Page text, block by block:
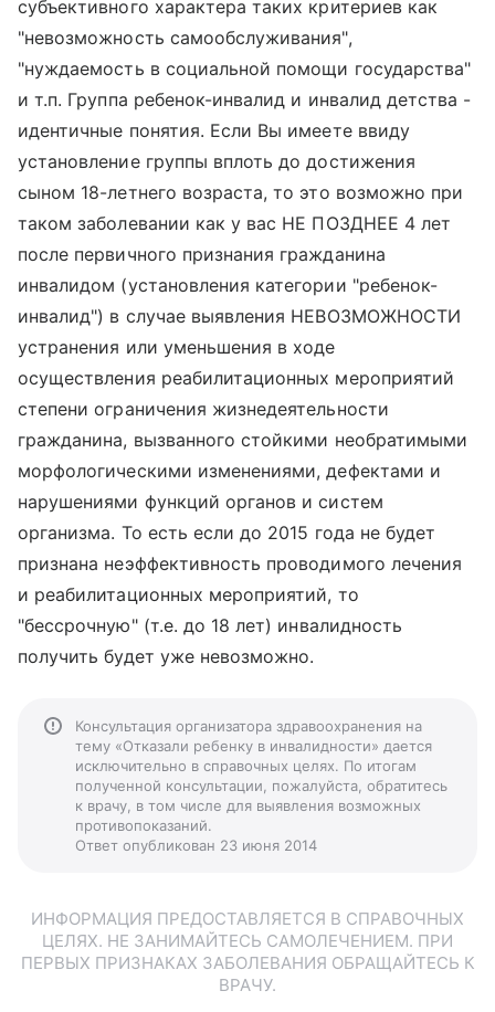
субъективного характера таких критериев как
"невозможность самообслуживания",
"нуждаемость в социальной помощи государства"
и т.п. Группа ребенок-инвалид и инвалид детства -
идентичные понятия. Если Вы имеете ввиду
установление группы вплоть до достижения
сыном 18-летнего возраста, то это возможно при
таком заболевании как у вас НЕ ПОЗДНЕЕ 4 лет
после первичного признания гражданина
инвалидом (установления категории "ребенок-
инвалид") в случае выявления НЕВОЗМОЖНОСТИ
устранения или уменьшения в ходе
осуществления реабилитационных мероприятий
степени ограничения жизнедеятельности
гражданина, вызванного стойкими необратимыми
морфологическими изменениями, дефектами и
нарушениями функций органов и систем
организма. То есть если до 2015 года не будет
признана неэффективность проводимого лечения
и реабилитационных мероприятий, то
"бессрочную" (т.е. до 18 лет) инвалидность
получить будет уже невозможно.
Консультация организатора здравоохранения на
тему «Отказали ребенку в инвалидности» дается
исключительно в справочных целях. По итогам
полученной консультации, пожалуйста, обратитесь
к врачу, в том числе для выявления возможных
противопоказаний.
Ответ опубликован 23 июня 2014
ИНФОРМАЦИЯ ПРЕДОСТАВЛЯЕТСЯ В СПРАВОЧНЫХ
ЦЕЛЯХ. НЕ ЗАНИМАЙТЕСЬ САМОЛЕЧЕНИЕМ. ПРИ
ПЕРВЫХ ПРИЗНАКАХ ЗАБОЛЕВАНИЯ ОБРАЩАЙТЕСЬ К
ВРАЧУ.